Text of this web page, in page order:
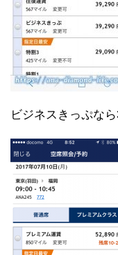
ビジネスきっぷな